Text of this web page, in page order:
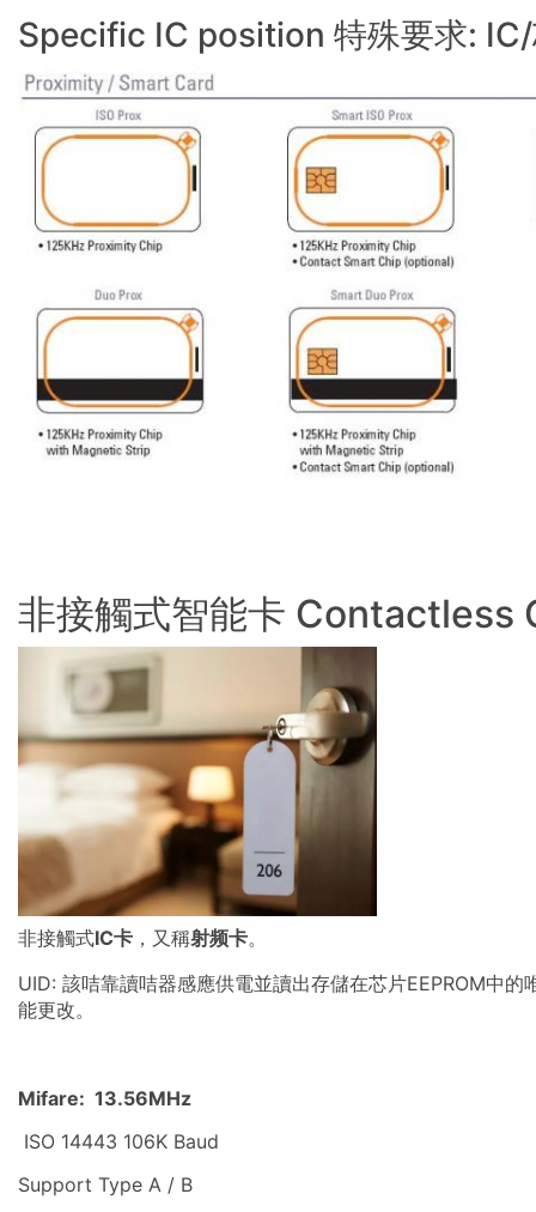
Specific IC position 特殊要求:
非接觸式智能卡 Contactless
非接觸式IC卡 ，又稱射频卡。
UID: 該咭靠讀咭器感應供電並讀出存儲在芯片EEPROM中
能更改。
Mifare: 13.56MHz
ISO 14443 106K Baud
Support Type A / B